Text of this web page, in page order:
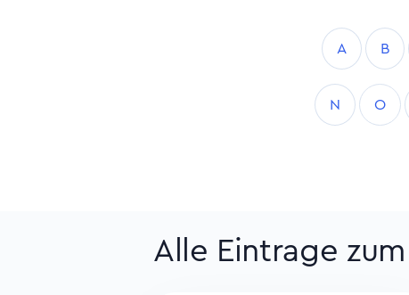
A B
N O
Alle Eintrage